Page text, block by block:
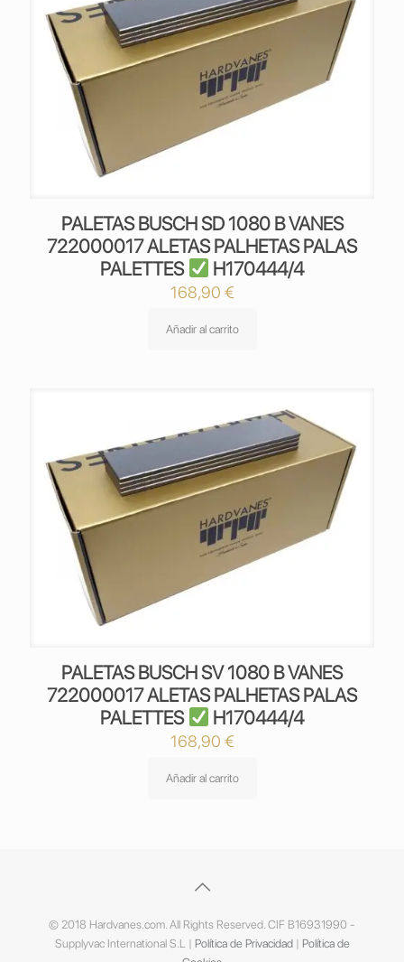
PALETAS BUSCH SD 1080 B VANES
722000017 ALETAS PALHETAS PALAS
PALETTES
H170444/4
168,90 €
Añadir al carrito
PALETAS BUSCH SV 1080 B VANES
722000017 ALETAS PALHETAS PALAS
PALETTES
H170444/4
168,90 €
Añadir al carrito
© 2018 Hardvanes.com. All Rights Reserved. CIF B16931990 -
Supplyvac International S.L | Política de Privacidad| Política de